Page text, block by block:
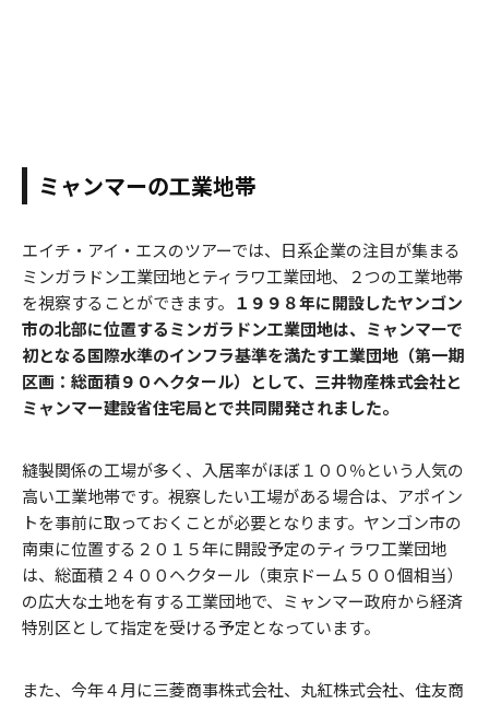
ミャンマーの工業地帯
エイチ・アイ・エスのツアーでは、日系企業の注目が集まる
ミンガラドン工業団地とティラワ工業団地、２つの工業地帯
を視察することができます。 １９９８年に開設したヤンゴン
市の北部に位置するミンガラドン工業団地は、ミャンマーで
初となる国際水準のインフラ基準を満たす工業団地（第一期
区画：総面積９０ヘクタール）として、三井物産株式会社と
ミャンマー建設省住宅局とで共同開発されました。
縫製関係の工場が多く、入居率がほぼ１００％という人気の
高い工業地帯です。視察したい工場がある場合は、アポイン
トを事前に取っておくことが必要となります。ヤンゴン市の
南東に位置する２０１５年に開設予定のティラワ工業団地
は、総面積２４００ヘクタール（東京ドーム５００個相当）
の広大な土地を有する工業団地で、ミャンマー政府から経済
特別区として指定を受ける予定となっています。
また、今年４月に三菱商事株式会社、丸紅株式会社、住友商